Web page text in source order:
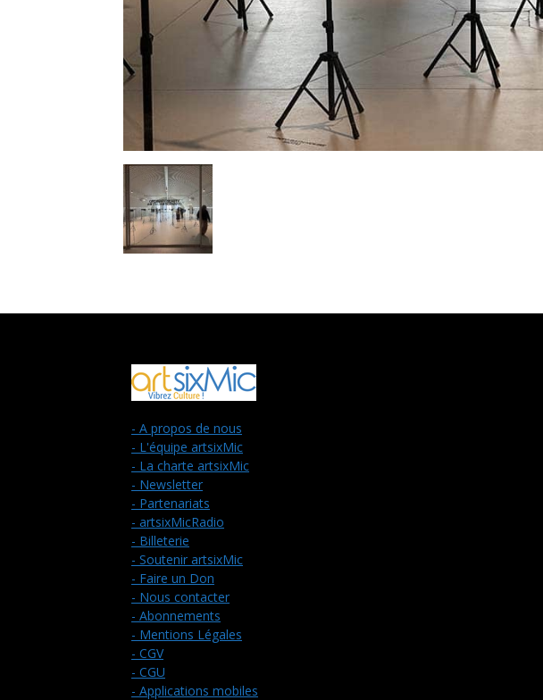
- A propos de nous
- L'équipe artsixMic
- La charte artsixMic
- Newsletter
- Partenariats
- artsixMicRadio
- Billeterie
- Soutenir artsixMic
- Faire un Don
- Nous contacter
- Abonnements
- Mentions Légales
- CGV
- CGU
- Applications mobiles